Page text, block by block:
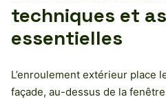
techniques et
essentielles
L’enroulement extérieur place
façade, au-dessus de la